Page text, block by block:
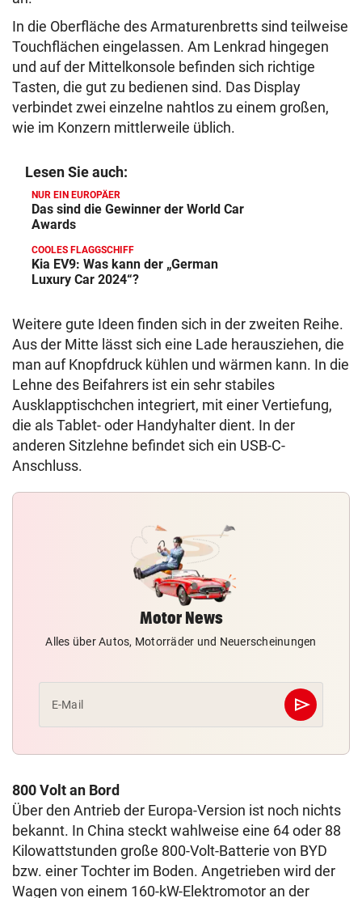
In die Oberfläche des Armaturenbretts sind teilweise
Touchflächen eingelassen. Am Lenkrad hingegen
und auf der Mittelkonsole befinden sich richtige
Tasten, die gut zu bedienen sind. Das Display
verbindet zwei einzelne nahtlos zu einem großen,
wie im Konzern mittlerweile üblich.
Lesen Sie auch:
NUR EIN EUROPÄER
Das sind die Gewinner der World Car
Awards
COOLES FLAGGSCHIFF
Kia EV9: Was kann der „German
Luxury Car 2024“?
Weitere gute Ideen finden sich in der zweiten Reihe.
Aus der Mitte lässt sich eine Lade herausziehen, die
man auf Knopfdruck kühlen und wärmen kann. In die
Lehne des Beifahrers ist ein sehr stabiles
Ausklapptischchen integriert, mit einer Vertiefung,
die als Tablet- oder Handyhalter dient. In der
anderen Sitzlehne befindet sich ein USB-C-
Anschluss.
Motor News
Alles über Autos, Motorräder und Neuerscheinungen
E-Mail send
Abschicken
800 Volt an Bord
Über den Antrieb der Europa-Version ist noch nichts
bekannt. In China steckt wahlweise eine 64 oder 88
Kilowattstunden große 800-Volt-Batterie von BYD
bzw. einer Tochter im Boden. Angetrieben wird der
Wagen von einem 160-kW-Elektromotor an der